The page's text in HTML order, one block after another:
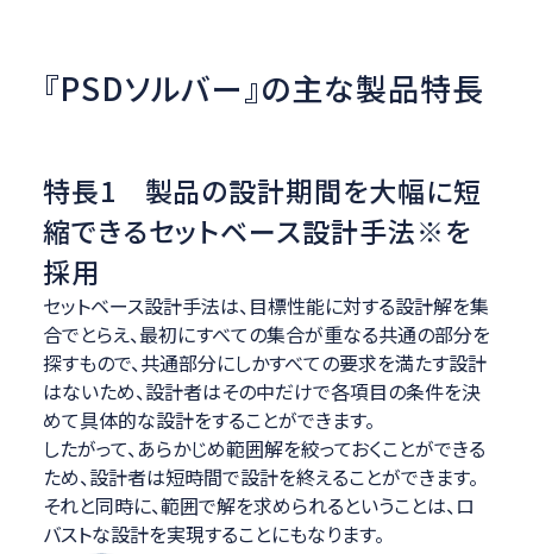
『PSDソルバー』の主な製品特長
特長1 製品の設計期間を大幅に短
縮できるセットベース設計手法※を
採用
セットベース設計手法は、目標性能に対する設計解を集
合でとらえ、最初にすべての集合が重なる共通の部分を
探すもので、共通部分にしかすべての要求を満たす設計
はないため、設計者はその中だけで各項目の条件を決
めて具体的な設計をすることができます。
したがって、あらかじめ範囲解を絞っておくことができる
ため、設計者は短時間で設計を終えることができます。
それと同時に、範囲で解を求められるということは、ロ
バストな設計を実現することにもなります。